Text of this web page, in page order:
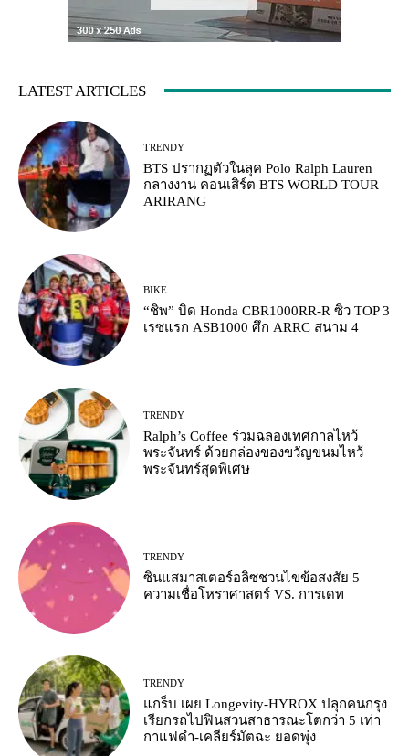
LATEST ARTICLES
TRENDY
BTS ปรากฏตัวในลุค Polo Ralph Lauren
กลางงาน คอนเสิร์ต BTS WORLD TOUR
ARIRANG
BIKE
“ชิพ” บิด Honda CBR1000RR-R ซิว TOP 3
เรซแรก ASB1000 ศึก ARRC สนาม 4
TRENDY
Ralph’s Coffee ร่วมฉลองเทศกาลไหว้
พระจันทร์ ด้วยกล่องของขวัญขนมไหว้
พระจันทร์สุดพิเศษ
TRENDY
ซินแสมาสเตอร์อลิซชวนไขข้อสงสัย 5
ความเชื่อโหราศาสตร์ VS. การเดท
TRENDY
แกร็บ เผย Longevity-HYROX ปลุกคนกรุง
เรียกรถไปฟินสวนสาธารณะโตกว่า 5 เท่า
กาแฟดำ-เคลียร์มัตฉะ ยอดพุ่ง